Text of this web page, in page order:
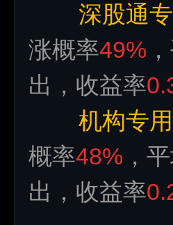
深股通
涨概率49%
出，收益率
机构专用
概率48% ，
出，收益率